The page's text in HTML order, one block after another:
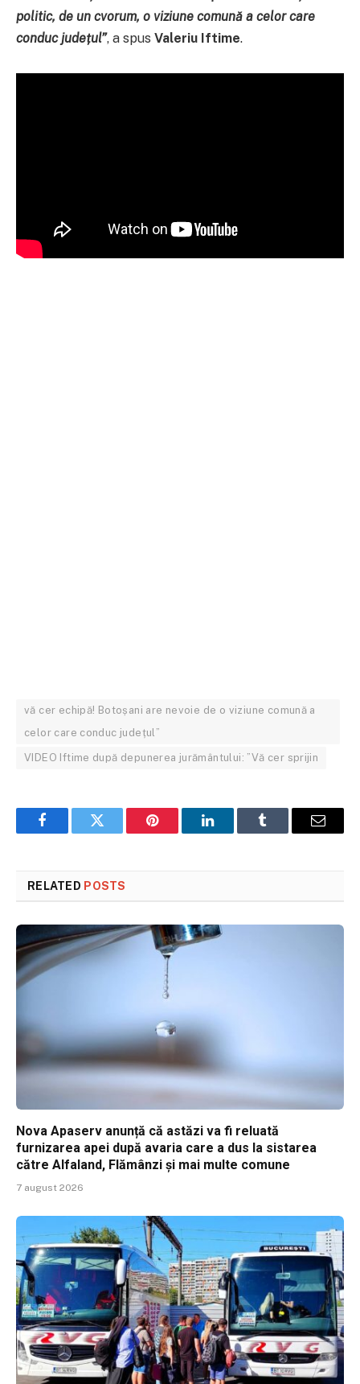
politic, de un cvorum, o viziune comună a celor care
conduc județul”, a spus Valeriu Iftime.
vă cer echipă! Botoșani are nevoie de o viziune comună a
celor care conduc județul”
VIDEO Iftime după depunerea jurământului: ”Vă cer sprijin
FacebookTwitter Pinterest LinkedInTumblr Email
RELATED POSTS
Nova Apaserv anunță că astăzi va fi reluată
furnizarea apei după avaria care a dus la sistarea
către Alfaland, Flămânzi și mai multe comune
7 august 2026